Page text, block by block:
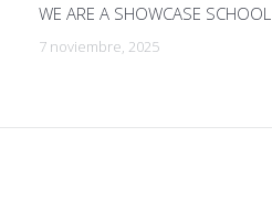
WE ARE A SHOWCASE SCHOOL
7 noviembre, 2025